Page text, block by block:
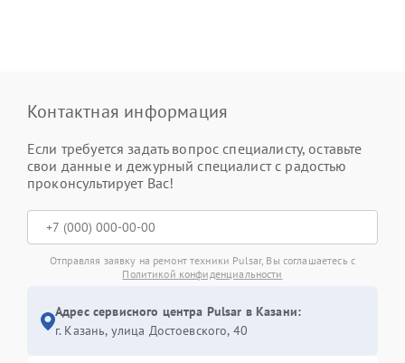
Контактная информация
Если требуется задать вопрос специалисту, оставьте
свои данные и дежурный специалист с радостью
проконсультирует Вас!
Отправляя заявку на ремонт техники Pulsar, Вы соглашаетесь с
Политикой конфиденциальности
Адрес сервисного центра Pulsar в Казани:
г. Казань, улица Достоевского, 40